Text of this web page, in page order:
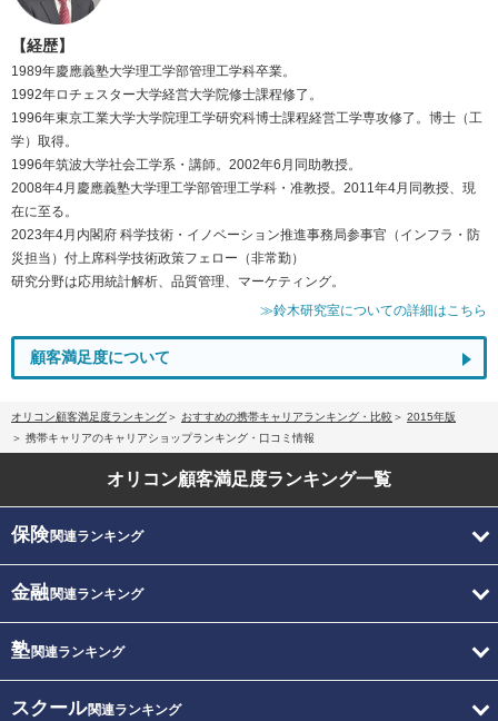
【経歴】
1989年慶應義塾大学理工学部管理工学科卒業。
1992年ロチェスター大学経営大学院修士課程修了。
1996年東京工業大学大学院理工学研究科博士課程経営工学専攻修了。博士（工
学）取得。
1996年筑波大学社会工学系・講師。2002年6月同助教授。
2008年4月慶應義塾大学理工学部管理工学科・准教授。2011年4月同教授、現
在に至る。
2023年4月内閣府 科学技術・イノベーション推進事務局参事官（インフラ・防
災担当）付上席科学技術政策フェロー（非常勤）
研究分野は応用統計解析、品質管理、マーケティング。
≫鈴木研究室についての詳細はこちら
顧客満足度について
オリコン顧客満足度ランキング おすすめの携帯キャリアランキング・比較
2015年版
携帯キャリアのキャリアショップランキング・口コミ情報
オリコン顧客満足度ランキング一覧
保険関連ランキング
金融関連ランキング
塾関連ランキング
スクール関連ランキング